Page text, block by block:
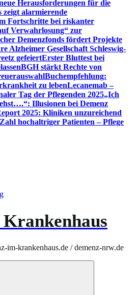
Herausforderungen für die
zeigt alarmierende
Fortschritte bei riskanter
Verwahrlosung“ zur
Demenzfonds fördert Projekte
Alzheimer Gesellschaft Schleswig-
gefeiertErster Bluttest bei
BGH stärkt Rechte von
Buchempfehlung:
zu lebenLecanemab –
Tag der Pflegenden 2025„Ich
Illusionen bei Demenz
2025: Kliniken unzureichend
hochaltriger Patienten – Pflege
im-krankenhaus.de / demenz-nrw.de